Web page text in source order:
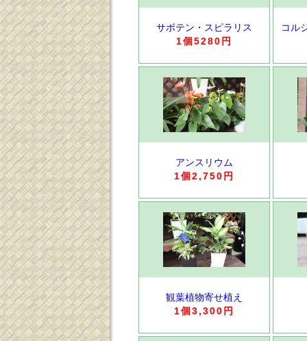
サボテン・スピラリス
1個5280円
コル
アンスリウム
1個2,750円
観葉植物寄せ植え
1個3,300円